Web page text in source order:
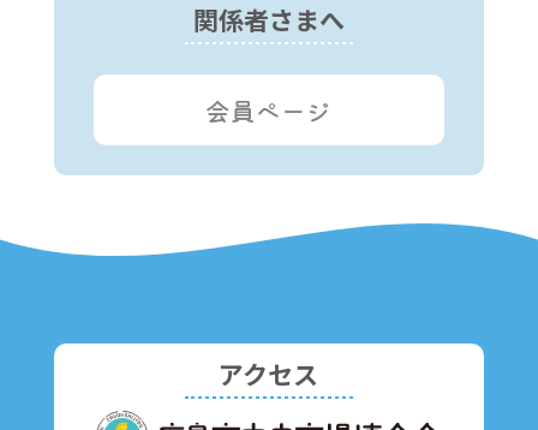
関係者さまへ
会員ページ
アクセス